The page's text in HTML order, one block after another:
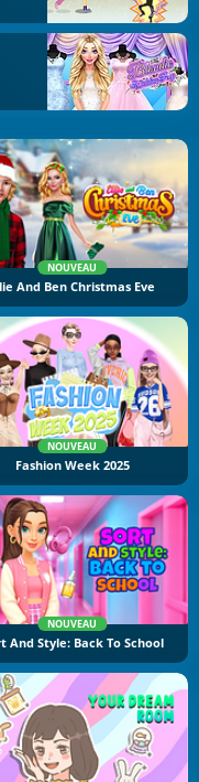
NOUVEAU
And Ben Christmas Eve
NOUVEAU
Fashion Week 2025
NOUVEAU
And Style: Back To School